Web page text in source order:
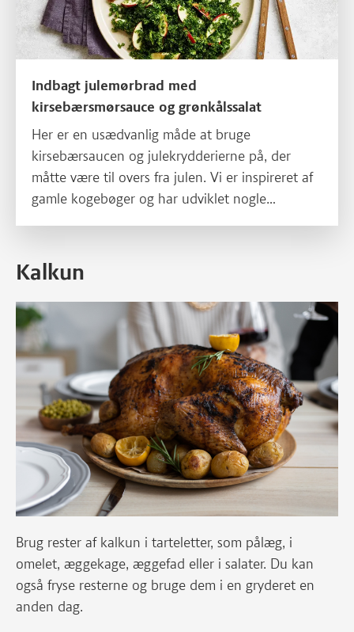
Indbagt julemørbrad med
kirsebærsmørsauce og grønkålssalat
Her er en usædvanlig måde at bruge
kirsebærsaucen og julekrydderierne på, der
måtte være til overs fra julen. Vi er inspireret af
gamle kogebøger og har udviklet nogle
med kirsebærsmørsauce og den lysende
grønkålssalat smager friskt og skønt. Den
oprindelige opskrift findes under "Sådan gør
du".
Kalkun
Brug rester af kalkun i tarteletter, som pålæg, i
omelet, æggekage, æggefad eller i salater. Du kan
også fryse resterne og bruge dem i en gryderet en
anden dag.